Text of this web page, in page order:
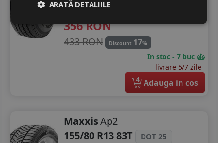
Zgomot A
356RON
433 RON Discount 17%
In stoc - 7 buc
livrare 5/7 zile
4 Adauga in cos
MaxxisAp2
155/80 R13 83T
DOT 25
ARATĂ DETALIILE